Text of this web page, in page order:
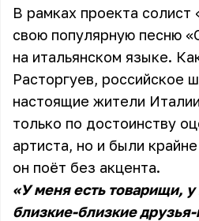
В рамках проекта солист
свою популярную песню
на итальянском языке.
Расторгуев, российское
настоящие жители
только по достоинству
артиста, но и были
он поёт без акцента.
«У меня есть товарищи, у
близкие-близкие